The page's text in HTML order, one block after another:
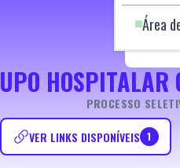
Área
HOSPITALAR
PROCESSO
VER LINKS DISPONÍVEIS 1